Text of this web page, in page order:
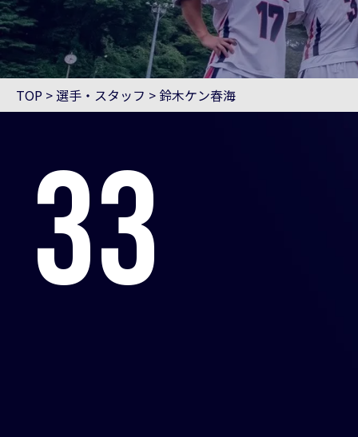
TOP > 選手・スタッフ > 鈴木ケン春海
33